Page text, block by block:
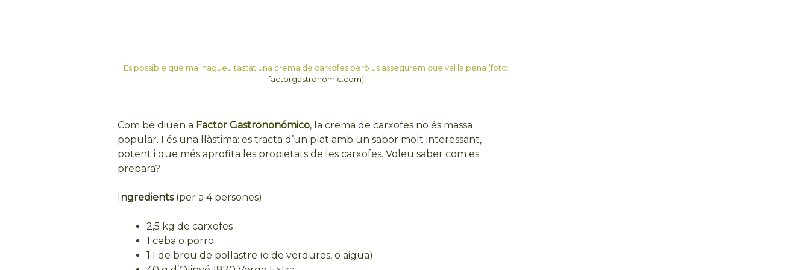
És possible que mai hagueu tastat una crema de carxofes però us assegurem que val la pena (foto:
factorgastronomic.com)
Com bé diuen a Factor Gastrononómico, la crema de carxofes no és massa
popular. I és una llàstima: es tracta d’un plat amb un sabor molt interessant,
potent i que més aprofita les propietats de les carxofes. Voleu saber com es
prepara?
Ingredients (per a 4 persones)
2,5 kg de carxofes
1 ceba o porro
1 l de brou de pollastre (o de verdures, o aigua)